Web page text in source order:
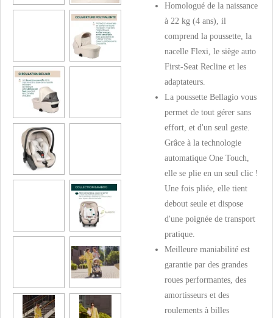
Homologué de la naissance
à 22 kg (4 ans), il
comprend la poussette, la
nacelle Flexi, le siège auto
First-Seat Recline et les
adaptateurs.
La poussette Bellagio vous
permet de tout gérer sans
effort, et d'un seul geste.
Grâce à la technologie
automatique One Touch,
elle se plie en un seul clic !
Une fois pliée, elle tient
debout seule et dispose
d'une poignée de transport
pratique.
Meilleure maniabilité est
garantie par des grandes
roues performantes, des
amortisseurs et des
roulements à billes